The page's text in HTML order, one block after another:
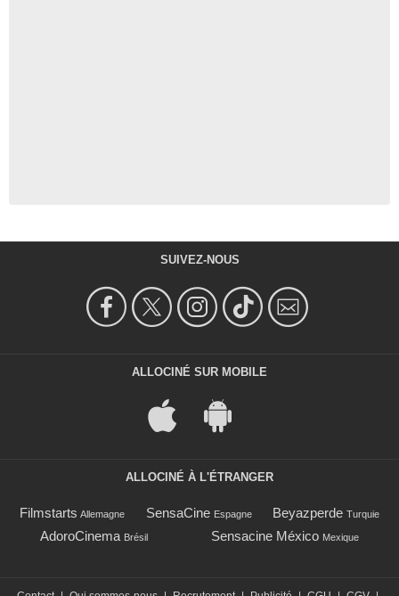
SUIVEZ-NOUS
ALLOCINÉ SUR MOBILE
ALLOCINÉ À L'ÉTRANGER
Filmstarts Allemagne SensaCine Espagne Beyazperde Turquie
AdoroCinema Brésil Sensacine México Mexique